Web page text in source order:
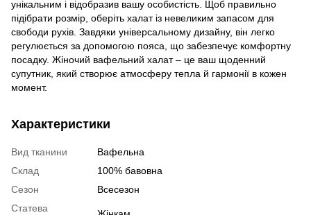
унікальним і відобразив вашу особистість. Щоб правильно
підібрати розмір, оберіть халат із невеликим запасом для
свободи рухів. Завдяки універсальному дизайну, він легко
регулюється за допомогою пояса, що забезпечує комфортну
посадку. Жіночий вафельний халат – це ваш щоденний
супутник, який створює атмосферу тепла й гармонії в кожен
момент.
Характеристики
Вид тканини
Вафельна
Склад
100% бавовна
Сезон
Всесезон
Статева